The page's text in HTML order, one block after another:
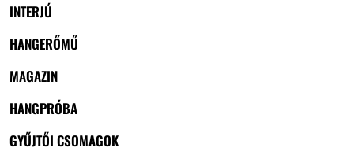
INTERJÚ
HANGERŐMŰ
MAGAZIN
HANGPRÓBA
GYŰJTŐI CSOMAGOK